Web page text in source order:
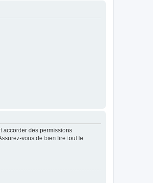
accorder des permissions
vous de bien lire tout le